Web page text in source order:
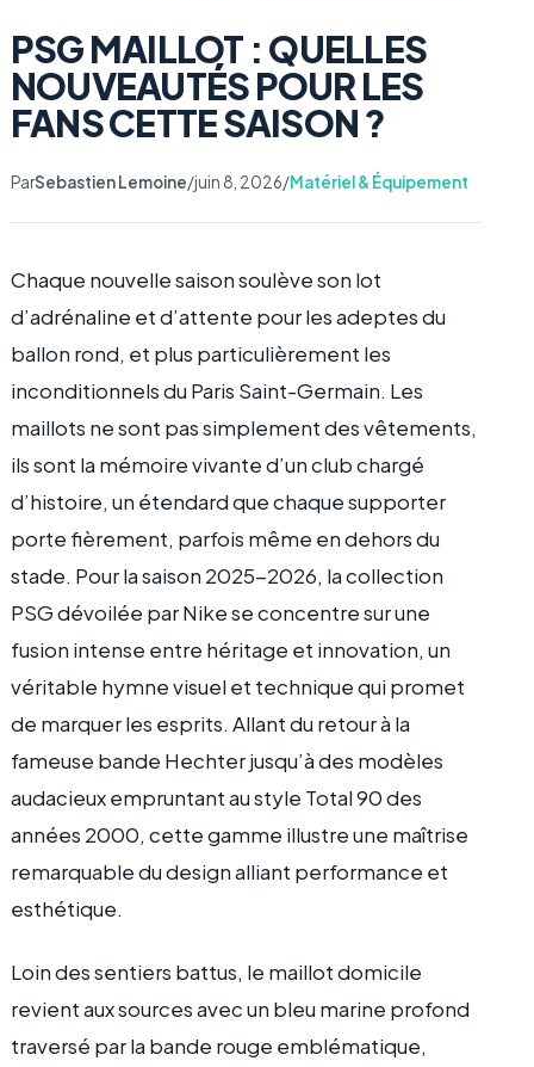
PSG MAILLOT : QUELLES
NOUVEAUTÉS POUR LES
FANS CETTE SAISON ?
ParSebastien Lemoine/juin 8, 2026/Matériel & Équipement
Chaque nouvelle saison soulève son lot
d’adrénaline et d’attente pour les adeptes du
ballon rond, et plus particulièrement les
inconditionnels du Paris Saint-Germain. Les
maillots ne sont pas simplement des vêtements,
ils sont la mémoire vivante d’un club chargé
d’histoire, un étendard que chaque supporter
porte fièrement, parfois même en dehors du
stade. Pour la saison 2025-2026, la collection
PSG dévoilée par Nike se concentre sur une
fusion intense entre héritage et innovation, un
véritable hymne visuel et technique qui promet
de marquer les esprits. Allant du retour à la
fameuse bande Hechter jusqu’à des modèles
audacieux empruntant au style Total 90 des
années 2000, cette gamme illustre une maîtrise
remarquable du design alliant performance et
esthétique.
Loin des sentiers battus, le maillot domicile
revient aux sources avec un bleu marine profond
traversé par la bande rouge emblématique,